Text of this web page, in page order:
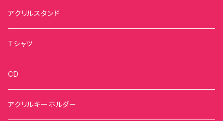
アクリルスタンド
Tシャツ
CD
アクリルキーホルダー